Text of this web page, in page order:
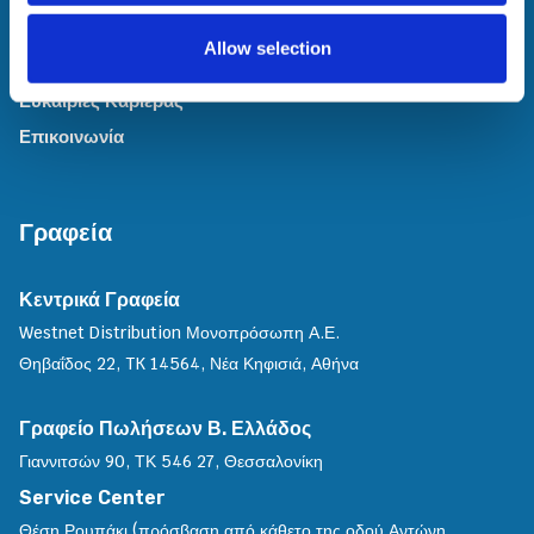
Allow selection
Ευκαιρίες Καριέρας
Επικοινωνία
Γραφεία
Κεντρικά Γραφεία
Westnet Distribution Μονοπρόσωπη Α.Ε.
Θηβαΐδος 22, TK 14564, Νέα Κηφισιά, Αθήνα
Γραφείο Πωλήσεων Β. Ελλάδος
Γιαννιτσών 90, ΤΚ 546 27, Θεσσαλονίκη
Service Center